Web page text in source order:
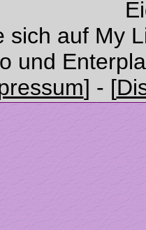
sich auf My